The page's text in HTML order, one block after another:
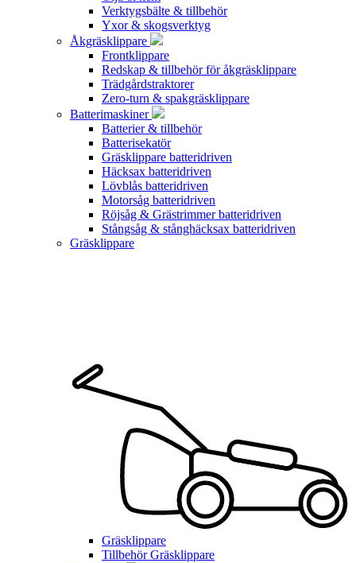
Verktygsbälte & tillbehör
Yxor & skogsverktyg
Åkgräsklippare
Frontklippare
Redskap & tillbehör för åkgräsklippare
Trädgårdstraktorer
Zero-turn & spakgräsklippare
Batterimaskiner
Batterier & tillbehör
Batterisekatör
Gräsklippare batteridriven
Häcksax batteridriven
Lövblås batteridriven
Motorsåg batteridriven
Röjsåg & Grästrimmer batteridriven
Stångsåg & stånghäcksax batteridriven
Gräsklippare
Gräsklippare
Tillbehör Gräsklippare